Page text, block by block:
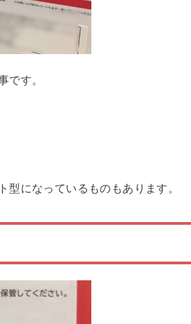
です。
になっているものもあります。